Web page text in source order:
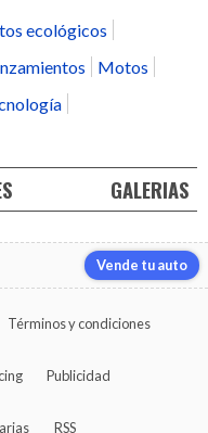
ecológicos
Motos
GALERIAS
Vende tu auto
Términos y condiciones
Publicidad
RSS